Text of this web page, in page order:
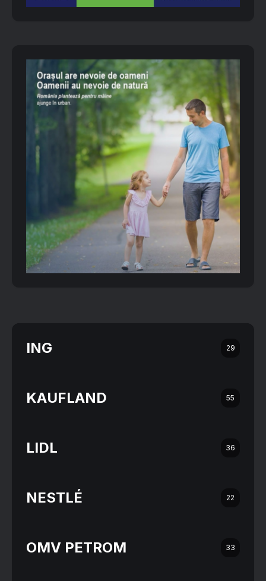
ING 29
KAUFLAND 55
LIDL 36
NESTLÉ 22
OMV PETROM 33